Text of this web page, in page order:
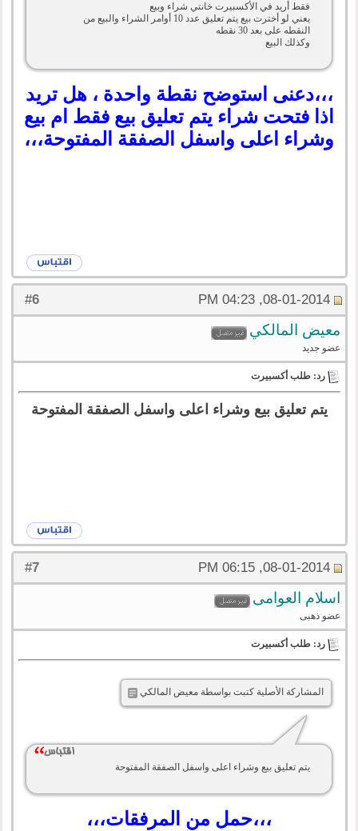
فقط أريد في الأكسبيرت خانتي شراء وبيع
يعني لو أخترت بيع يتم تعليق عدد 10 أوامر الشراء والبيع من
النقطه على بعد 30 نقطه
وكذلك البيع
،،،دعنى استوضح نقطة واحدة ، هل تريد
اذا فتحت شراء يتم تعليق بيع فقط ام بيع
وشراء اعلى واسفل الصفقة المفتوحة،،،
#
6 08-01-2014, 04:23 PM
معيض المالكي
عضو جديد
رد: طلب أكسبيرت
يتم تعليق بيع وشراء اعلى واسفل الصفقة المفتوحة
#
7 08-01-2014, 06:15 PM
اسلام العوامى
عضو ذهبى
رد: طلب أكسبيرت
المشاركة الأصلية كتبت بواسطة معيض المالكي
يتم تعليق بيع وشراء اعلى واسفل الصفقة المفتوحة
،،،حمل من المرفقات،،،